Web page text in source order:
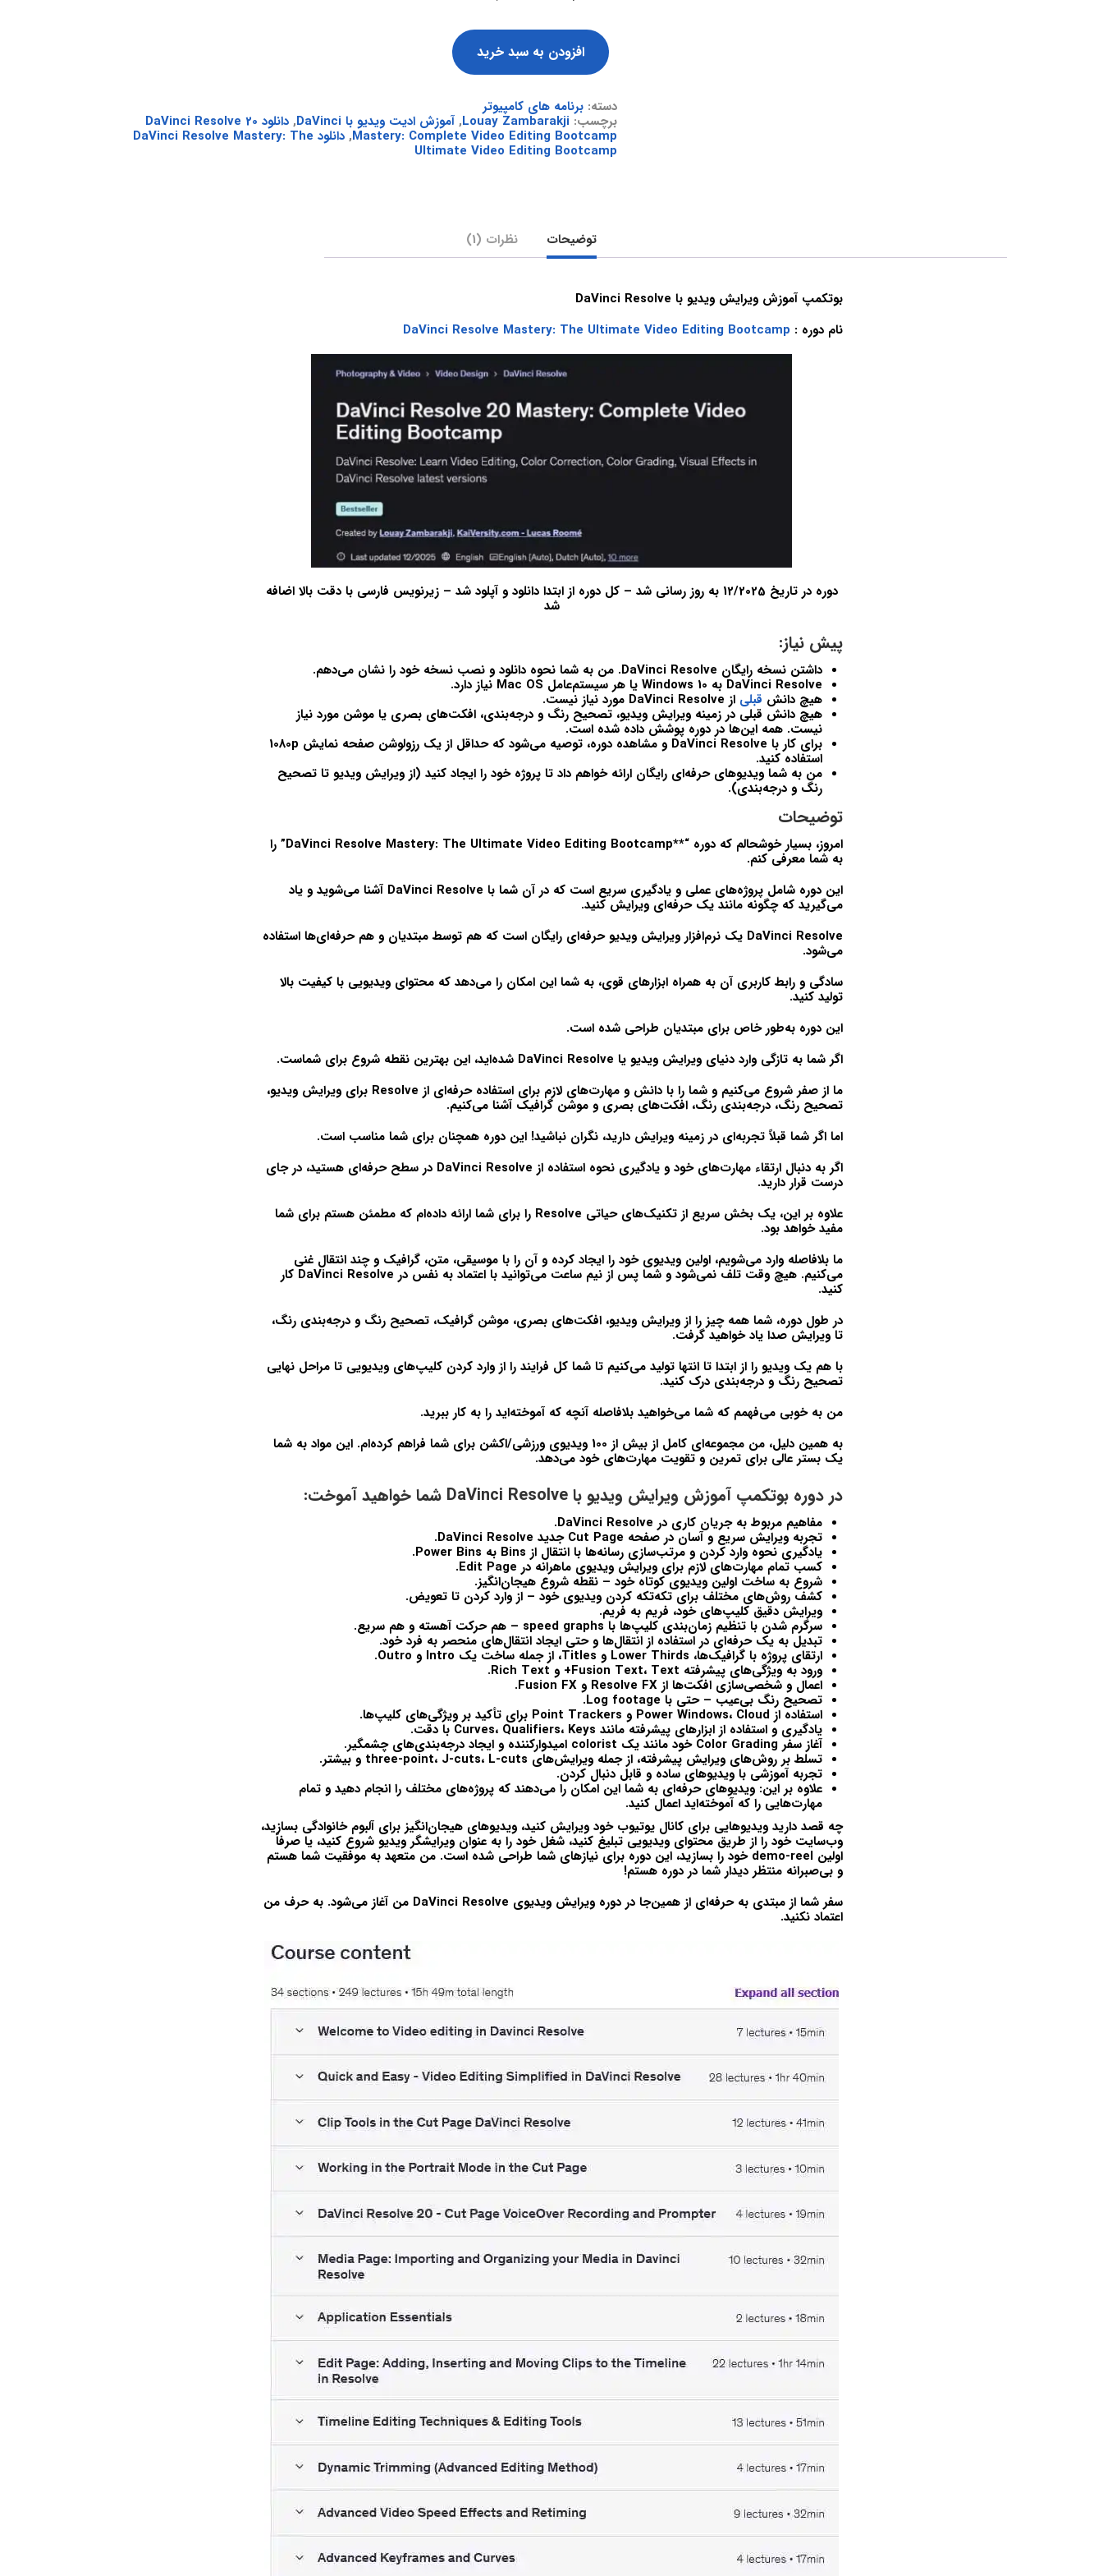
افزودن به سبد خرید
دسته: برنامه های کامپیوتر
برچسب: Louay Zambarakji
, آموزش ادیت ویدیو با DaVinci , دانلود DaVinci Resolve 20
Mastery: Complete Video Editing Bootcamp
, دانلود DaVinci Resolve Mastery: The
Ultimate Video Editing Bootcamp
توضیحات نظرات (1)
بوتکمپ آموزش ویرایش ویدیو با DaVinci Resolve
نام دوره : DaVinci Resolve Mastery: The Ultimate Video Editing Bootcamp
دوره در تاریخ 12/2025 به روز رسانی شد – کل دوره از ابتدا دانلود و آپلود شد – زیرنویس فارسی با دقت بالا اضافه
شد
پیش نیاز:
داشتن نسخه رایگان DaVinci Resolve. من به شما نحوه دانلود و نصب نسخه خود را نشان می‌دهم.
DaVinci Resolve به Windows 10 یا هر سیستم‌عامل Mac OS نیاز دارد.
هیچ دانش قبلی از DaVinci Resolve مورد نیاز نیست.
هیچ دانش قبلی در زمینه ویرایش ویدیو، تصحیح رنگ و درجه‌بندی، افکت‌های بصری یا موشن مورد نیاز
نیست. همه این‌ها در دوره پوشش داده شده است.
برای کار با DaVinci Resolve و مشاهده دوره، توصیه می‌شود که حداقل از یک رزولوشن صفحه نمایش 1080p
استفاده کنید.
من به شما ویدیوهای حرفه‌ای رایگان ارائه خواهم داد تا پروژه خود را ایجاد کنید (از ویرایش ویدیو تا تصحیح
رنگ و درجه‌بندی).
توضیحات
امروز، بسیار خوشحالم که دوره “**DaVinci Resolve Mastery: The Ultimate Video Editing Bootcamp” را
به شما معرفی کنم.
این دوره شامل پروژه‌های عملی و یادگیری سریع است که در آن شما با DaVinci Resolve آشنا می‌شوید و یاد
می‌گیرید که چگونه مانند یک حرفه‌ای ویرایش کنید.
DaVinci Resolve یک نرم‌افزار ویرایش ویدیو حرفه‌ای رایگان است که هم توسط مبتدیان و هم حرفه‌ای‌ها استفاده
می‌شود.
سادگی و رابط کاربری آن به همراه ابزارهای قوی، به شما این امکان را می‌دهد که محتوای ویدیویی با کیفیت بالا
تولید کنید.
این دوره به‌طور خاص برای مبتدیان طراحی شده است.
اگر شما به تازگی وارد دنیای ویرایش ویدیو یا DaVinci Resolve شده‌اید، این بهترین نقطه شروع برای شماست.
ما از صفر شروع می‌کنیم و شما را با دانش و مهارت‌های لازم برای استفاده حرفه‌ای از Resolve برای ویرایش ویدیو،
تصحیح رنگ، درجه‌بندی رنگ، افکت‌های بصری و موشن گرافیک آشنا می‌کنیم.
اما اگر شما قبلاً تجربه‌ای در زمینه ویرایش دارید، نگران نباشید! این دوره همچنان برای شما مناسب است.
اگر به دنبال ارتقاء مهارت‌های خود و یادگیری نحوه استفاده از DaVinci Resolve در سطح حرفه‌ای هستید، در جای
درست قرار دارید.
علاوه بر این، یک بخش سریع از تکنیک‌های حیاتی Resolve را برای شما ارائه داده‌ام که مطمئن هستم برای شما
مفید خواهد بود.
ما بلافاصله وارد می‌شویم، اولین ویدیوی خود را ایجاد کرده و آن را با موسیقی، متن، گرافیک و چند انتقال غنی
می‌کنیم. هیچ وقت تلف نمی‌شود و شما پس از نیم ساعت می‌توانید با اعتماد به نفس در DaVinci Resolve کار
کنید.
در طول دوره، شما همه چیز را از ویرایش ویدیو، افکت‌های بصری، موشن گرافیک، تصحیح رنگ و درجه‌بندی رنگ،
تا ویرایش صدا یاد خواهید گرفت.
با هم یک ویدیو را از ابتدا تا انتها تولید می‌کنیم تا شما کل فرایند را از وارد کردن کلیپ‌های ویدیویی تا مراحل نهایی
تصحیح رنگ و درجه‌بندی درک کنید.
من به خوبی می‌فهمم که شما می‌خواهید بلافاصله آنچه که آموخته‌اید را به کار ببرید.
به همین دلیل، من مجموعه‌ای کامل از بیش از 100 ویدیوی ورزشی/اکشن برای شما فراهم کرده‌ام. این مواد به شما
یک بستر عالی برای تمرین و تقویت مهارت‌های خود می‌دهد.
در دوره بوتکمپ آموزش ویرایش ویدیو با DaVinci Resolve شما خواهید آموخت:
مفاهیم مربوط به جریان کاری در DaVinci Resolve
.
تجربه ویرایش سریع و آسان در صفحه Cut Page جدید DaVinci Resolve
.
یادگیری نحوه وارد کردن و مرتب‌سازی رسانه‌ها با انتقال از Bins به Power Bins
.
کسب تمام مهارت‌های لازم برای ویرایش ویدیوی ماهرانه در Edit Page
.
شروع به ساخت اولین ویدیوی کوتاه خود – نقطه شروع هیجان‌انگیز.
کشف روش‌های مختلف برای تکه‌تکه کردن ویدیوی خود – از وارد کردن تا تعویض.
ویرایش دقیق کلیپ‌های خود، فریم به فریم.
سرگرم شدن با تنظیم زمان‌بندی کلیپ‌ها با speed graphs – هم حرکت آهسته و هم سریع.
تبدیل به یک حرفه‌ای در استفاده از انتقال‌ها و حتی ایجاد انتقال‌های منحصر به فرد خود.
ارتقای پروژه با گرافیک‌ها، Lower Thirds و Titles، از جمله ساخت یک Intro و Outro
.
ورود به ویژگی‌های پیشرفته Fusion Text، Text+ و Rich Text
.
اعمال و شخصی‌سازی افکت‌ها از Resolve FX و Fusion FX
.
تصحیح رنگ بی‌عیب – حتی با Log footage
.
استفاده از Power Windows، Cloud و Point Trackers برای تأکید بر ویژگی‌های کلیپ‌ها.
یادگیری و استفاده از ابزارهای پیشرفته مانند Curves، Qualifiers، Keys با دقت.
آغاز سفر Color Grading خود مانند یک colorist امیدوارکننده و ایجاد درجه‌بندی‌های چشمگیر.
تسلط بر روش‌های ویرایش پیشرفته، از جمله ویرایش‌های three-point، J-cuts، L-cuts و بیشتر.
تجربه آموزشی با ویدیوهای ساده و قابل دنبال کردن.
علاوه بر این: ویدیوهای حرفه‌ای به شما این امکان را می‌دهند که پروژه‌های مختلف را انجام دهید و تمام
مهارت‌هایی را که آموخته‌اید اعمال کنید.
چه قصد دارید ویدیوهایی برای کانال یوتیوب خود ویرایش کنید، ویدیوهای هیجان‌انگیز برای آلبوم خانوادگی بسازید،
وب‌سایت خود را از طریق محتوای ویدیویی تبلیغ کنید، شغل خود را به عنوان ویرایشگر ویدیو شروع کنید، یا صرفاً
اولین demo-reel خود را بسازید، این دوره برای نیازهای شما طراحی شده است. من متعهد به موفقیت شما هستم
و بی‌صبرانه منتظر دیدار شما در دوره هستم!
سفر شما از مبتدی به حرفه‌ای از همین‌جا در دوره ویرایش ویدیوی DaVinci Resolve من آغاز می‌شود. به حرف من
اعتماد نکنید.